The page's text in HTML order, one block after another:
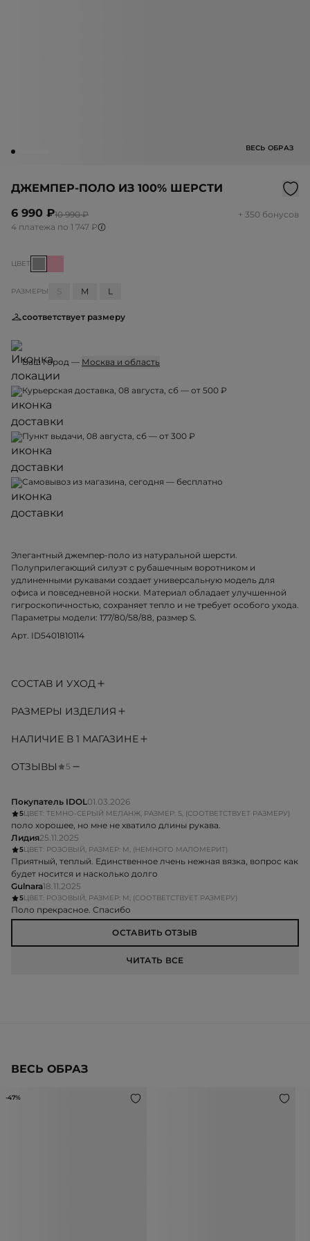
ВЕСЬ ОБРАЗ
ДЖЕМПЕР-ПОЛО ИЗ 100% ШЕРСТИ
6 990 ₽10 990 ₽
+ 350 бонусов
4 платежа по 1 747 ₽
ЦВЕТ
РАЗМЕРЫ M L
соответствует размеру
Ваш город — Москва и область
Курьерская доставка, 08 августа, сб — от 500 ₽
Пункт выдачи, 08 августа, сб — от 300 ₽
Самовывоз из магазина, сегодня — бесплатно
Элегантный джемпер-поло из натуральной шерсти.
Полуприлегающий силуэт с рубашечным воротником и
удлиненными рукавами создает универсальную модель для
офиса и повседневной носки. Материал обладает улучшенной
гигроскопичностью, сохраняет тепло и не требует особого ухода.
Параметры модели: 177/80/58/88, размер S.
Арт. ID5401810114
СОСТАВ И УХОД
РАЗМЕРЫ ИЗДЕЛИЯ
НАЛИЧИЕ В 1 МАГАЗИНЕ
ОТЗЫВЫ 5
Покупатель IDOL01.03.2026
5ЦВЕТ: ТЕМНО-СЕРЫЙ МЕЛАНЖ, РАЗМЕР: S, (СООТВЕТСТВУЕТ РАЗМЕРУ)
поло хорошее, но мне не хватило длины рукава.
Лидия25.11.2025
5ЦВЕТ: РОЗОВЫЙ, РАЗМЕР: M, (НЕМНОГО МАЛОМЕРИТ)
Приятный, теплый. Единственное лчень нежная вязка, вопрос как
будет носится и насколько долго
Gulnara18.11.2025
5ЦВЕТ: РОЗОВЫЙ, РАЗМЕР: M, (СООТВЕТСТВУЕТ РАЗМЕРУ)
Поло прекрасное. Спасибо
ОСТАВИТЬ ОТЗЫВ
ЧИТАТЬ ВСЕ
ВЕСЬ ОБРАЗ
-47%